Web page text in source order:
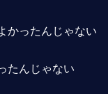
かったんじゃない
たんじゃない